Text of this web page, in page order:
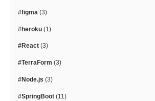
#figma (3)
#heroku (1)
#React (3)
#TerraForm (3)
#Node.js (3)
#SpringBoot (11)